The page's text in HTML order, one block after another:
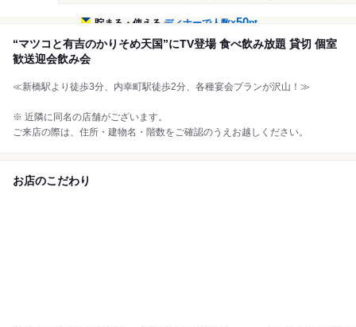
貯まる・使えるディナーで人数×50pt
“マツコと有吉のかりそめ天国”にTV登場 食べ飲み放題 貸切 個室
歓送迎会飲み会
≪新橋駅より徒歩3分、内幸町駅徒歩2分、各種宴会プランが沢山！≫
※ 近隣に同名の店舗がございます。
ご来店の際は、住所・建物名・階数をご確認のうえお越しください。
お店のこだわり